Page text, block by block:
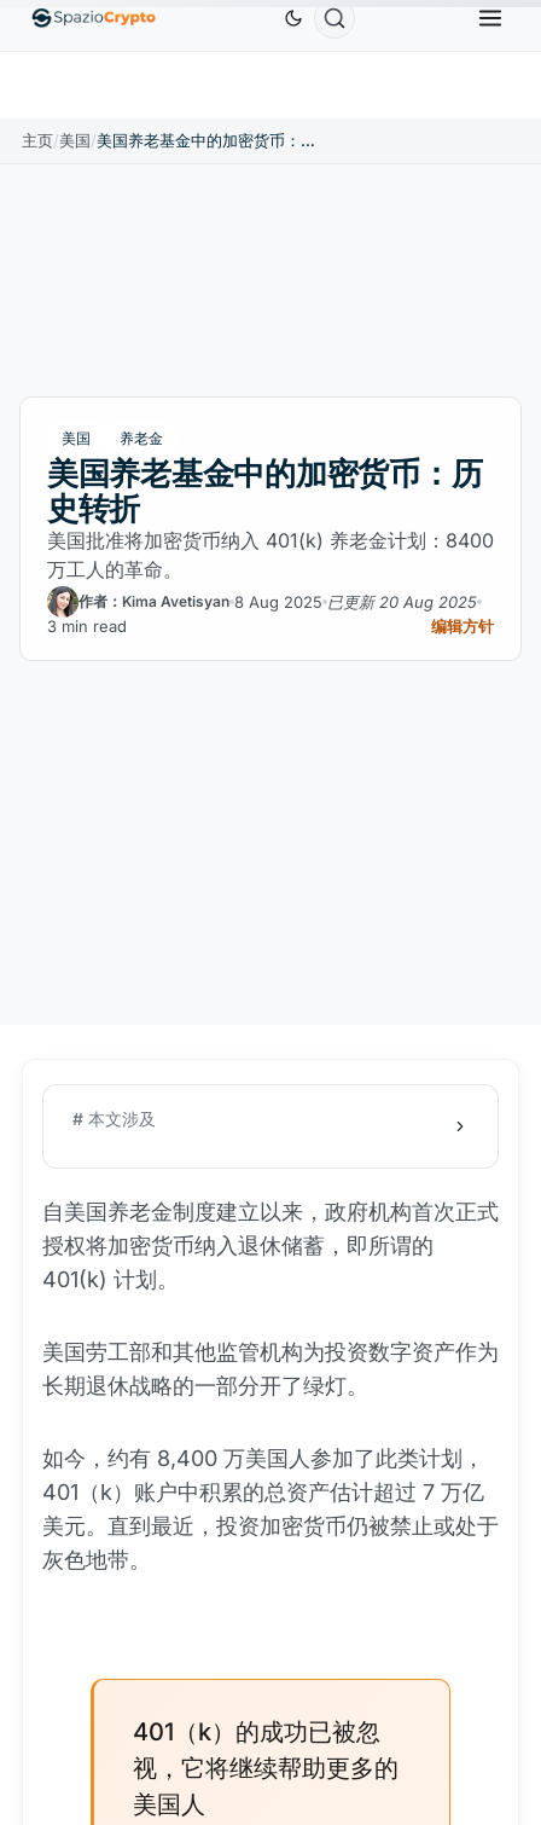
EthereumETHUS$1,880.58 Tether USDT ↑0.00% BNB
主页/美国/ 美国养老基金中的加密货币：历史转折
美国 养老金
美国养老基金中的加密货币：历
史转折
美国批准将加密货币纳入 401(k) 养老金计划：8400
万工人的革命。
作者：Kima Avetisyan 8 Aug 2025 已更新 20 Aug 2025
3 min read
编辑方针
# 本文涉及
自美国养老金制度建立以来，政府机构首次正式
授权将加密货币纳入退休储蓄，即所谓的
401(k) 计划。
美国劳工部和其他监管机构为投资数字资产作为
长期退休战略的一部分开了绿灯。
如今，约有 8,400 万美国人参加了此类计划，
401（k）账户中积累的总资产估计超过 7 万亿
美元。直到最近，投资加密货币仍被禁止或处于
灰色地带。
401（k）的成功已被忽
视，它将继续帮助更多的
美国人